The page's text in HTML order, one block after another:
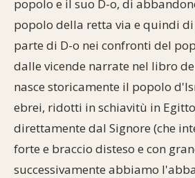
popolo e il suo D-o, di
popolo della retta via e quindi
parte di D-o nei confronti del
dalle vicende narrate nel libro
nasce storicamente il popolo
ebrei, ridotti in schiavitù in
direttamente dal Signore (che
forte e braccio disteso e con
successivamente abbiamo